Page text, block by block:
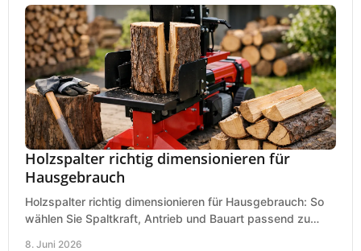
Holzspalter richtig dimensionieren für
Hausgebrauch
Holzspalter richtig dimensionieren für Hausgebrauch: So
wählen Sie Spaltkraft, Antrieb und Bauart passend zu
8. Juni 2026